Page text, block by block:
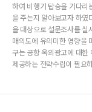
하여 비행기 탑승을 기다리
을 주는지 알아보고자 하
을 대상으로 설문조사를
매의도에 유의미한 영향을
구는 공항 옥외광고에 대한
제공하는 전략수립이 필요